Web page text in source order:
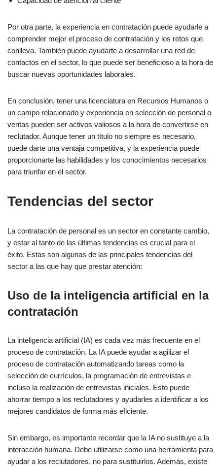
Por otra parte, la experiencia en contratación puede ayudarle a
comprender mejor el proceso de contratación y los retos que
conlleva. También puede ayudarte a desarrollar una red de
contactos en el sector, lo que puede ser beneficioso a la hora de
buscar nuevas oportunidades laborales.
En conclusión, tener una licenciatura en Recursos Humanos o
un campo relacionado y experiencia en selección de personal o
ventas pueden ser activos valiosos a la hora de convertirse en
reclutador. Aunque tener un título no siempre es necesario,
puede darte una ventaja competitiva, y la experiencia puede
proporcionarte las habilidades y los conocimientos necesarios
para triunfar en el sector.
Tendencias del sector
La contratación de personal es un sector en constante cambio,
y estar al tanto de las últimas tendencias es crucial para el
éxito. Estas son algunas de las principales tendencias del
sector a las que hay que prestar atención:
Uso de la inteligencia artificial en la
contratación
La inteligencia artificial (IA) es cada vez más frecuente en el
proceso de contratación. La IA puede ayudar a agilizar el
proceso de contratación automatizando tareas como la
selección de currículos, la programación de entrevistas e
incluso la realización de entrevistas iniciales. Esto puede
ahorrar tiempo a los reclutadores y ayudarles a identificar a los
mejores candidatos de forma más eficiente.
Sin embargo, es importante recordar que la IA no sustituye a la
interacción humana. Debe utilizarse como una herramienta para
ayudar a los reclutadores, no para sustituirlos. Además, existe